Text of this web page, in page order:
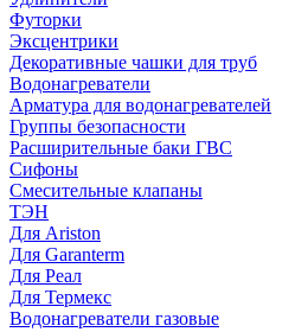
Футорки
Эксцентрики
Декоративные чашки для труб
Водонагреватели
Арматура для водонагревателей
Группы безопасности
Расширительные баки ГВС
Сифоны
Смесительные клапаны
ТЭН
Для Ariston
Для Garanterm
Для Реал
Для Термекс
Водонагреватели газовые